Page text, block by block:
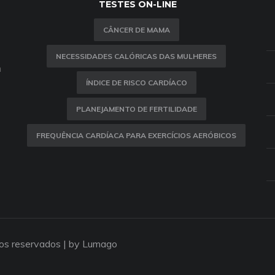
TESTES ON-LINE
CÂNCER DE MAMA
NECESSIDADES CALÓRICAS DAS MULHERES
ÍNDICE DE RISCO CARDÍACO
PLANEJAMENTO DE FERTILIDADE
FREQUÊNCIA CARDÍACA PARA EXERCÍCIOS AERÓBICOS
reservados | by Lumago